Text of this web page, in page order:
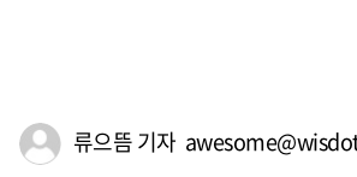
류으뜸 기자